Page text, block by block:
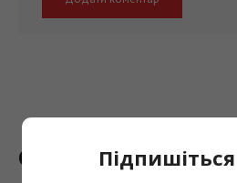
Останні новини